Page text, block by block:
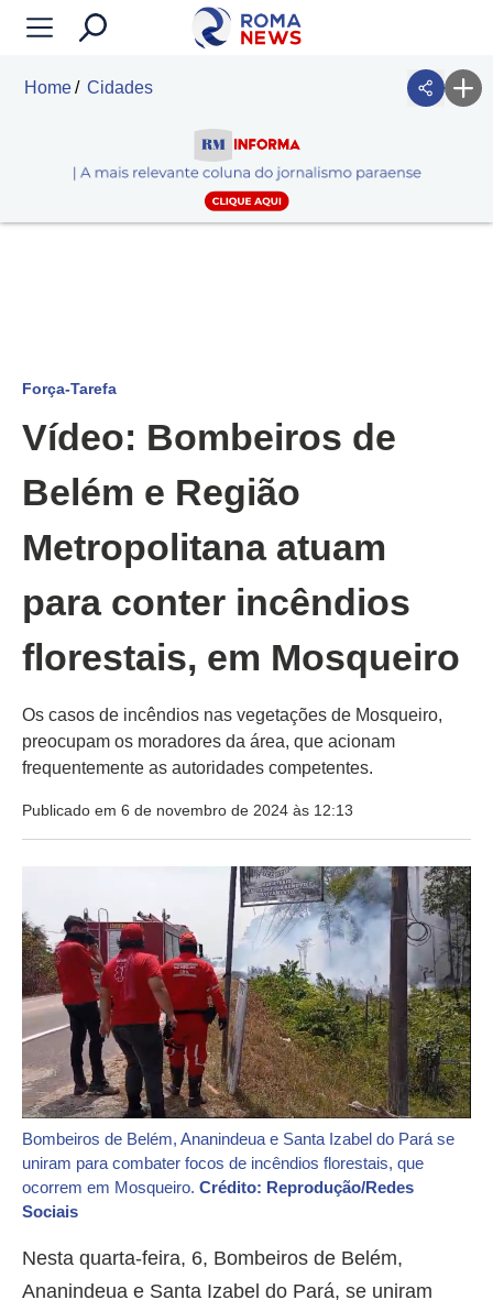
Home Cidades
Força-Tarefa
Vídeo: Bombeiros de
Belém e Região
Metropolitana atuam
para conter incêndios
florestais, em Mosqueiro
Os casos de incêndios nas vegetações de Mosqueiro,
preocupam os moradores da área, que acionam
frequentemente as autoridades competentes.
Publicado em 6 de novembro de 2024 às 12:13
Bombeiros de Belém, Ananindeua e Santa Izabel do Pará se
uniram para combater focos de incêndios florestais, que
ocorrem em Mosqueiro. Crédito: Reprodução/Redes
Sociais
Nesta quarta-feira, 6, Bombeiros de Belém,
Ananindeua e Santa Izabel do Pará, se uniram